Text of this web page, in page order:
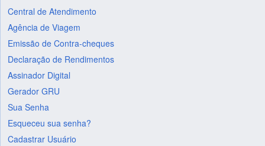
Central de Atendimento
Agência de Viagem
Emissão de Contra-cheques
Declaração de Rendimentos
Assinador Digital
Gerador GRU
Sua Senha
Esqueceu sua senha?
Cadastrar Usuário